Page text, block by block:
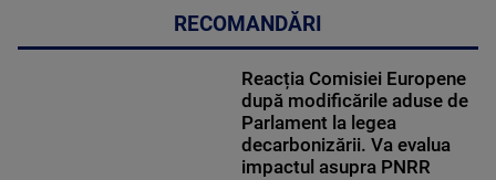
RECOMANDĂRI
Reacția Comisiei Europene
după modificările aduse de
Parlament la legea
decarbonizării. Va evalua
impactul asupra PNRR